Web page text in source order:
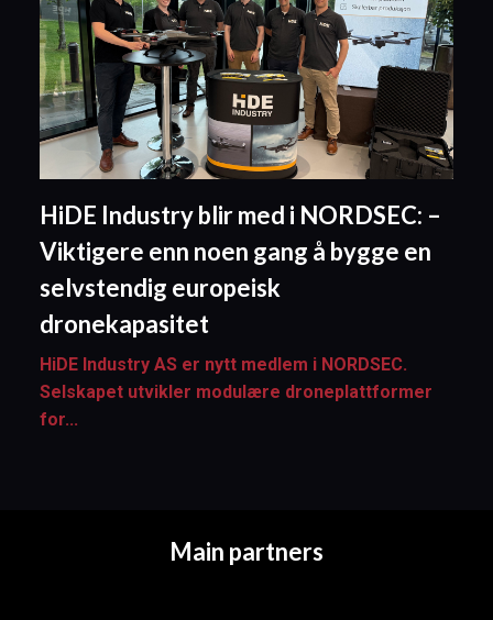
HiDE Industry blir med i NORDSEC: –
Viktigere enn noen gang å bygge en
selvstendig europeisk
dronekapasitet
HiDE Industry AS er nytt medlem i NORDSEC.
Selskapet utvikler modulære droneplattformer
for...
Main partners